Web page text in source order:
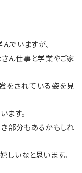
でいますが、
ん仕事と学業やご家
をされている姿を見
ます。
部分もあるかもしれ
しいなと思います。